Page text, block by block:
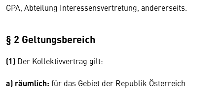
GPA, Abteilung Interessensvertretung, andererseits.
§ 2 Geltungsbereich
(1) Der Kollektivvertrag gilt:
a) räumlich: für das Gebiet der Republik Österreich